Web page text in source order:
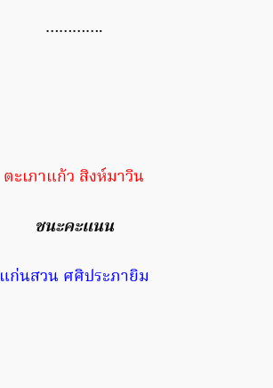
………….
ตะเภาแก้ว สิงห์มาวิน
ชนะคะแนน
แก่นสวน ศศิประภายิม